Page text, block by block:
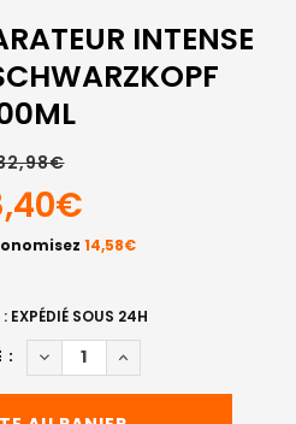
INTENSE
14,58€
EXPÉDIÉ SOUS 24H
:
DIMINUER LA QUANTITÉ DE
AUGMENTER LA